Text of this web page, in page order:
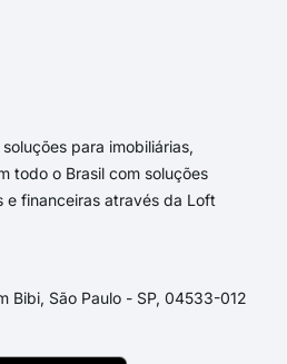
para imobiliárias,
todo o Brasil com soluções
e financeiras através da Loft
Bibi, São Paulo - SP, 04533-012